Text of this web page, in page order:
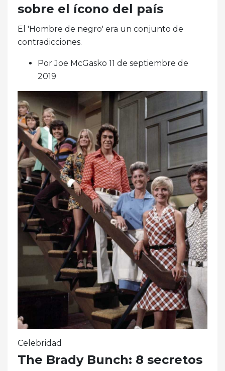
sobre el ícono del país
El 'Hombre de negro' era un conjunto de
contradicciones.
Por Joe McGasko 11 de septiembre de
2019
Celebridad
The Brady Bunch: 8 secretos